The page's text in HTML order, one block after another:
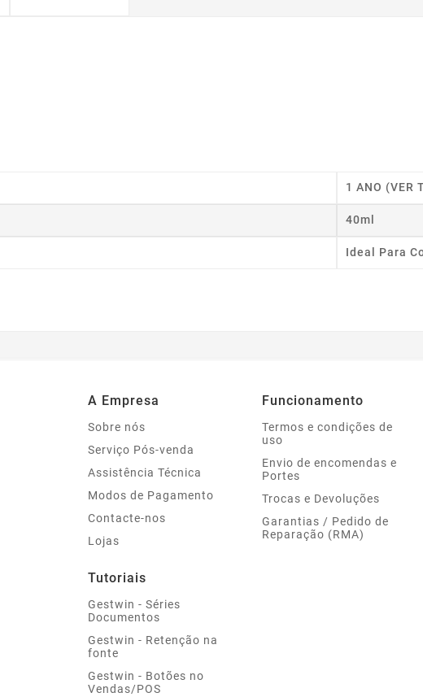
1 ANO (VER
40ml
Ideal Para
A Empresa
Sobre nós
Serviço Pós-venda
Assistência Técnica
Modos de Pagamento
Contacte-nos
Lojas
Tutoriais
Gestwin - Séries
Documentos
Gestwin - Retenção na
fonte
Gestwin - Botões no
Vendas/POS
Funcionamento
Termos e condições de
uso
Envio de encomendas e
Portes
Trocas e Devoluções
Garantias / Pedido de
Reparação (RMA)